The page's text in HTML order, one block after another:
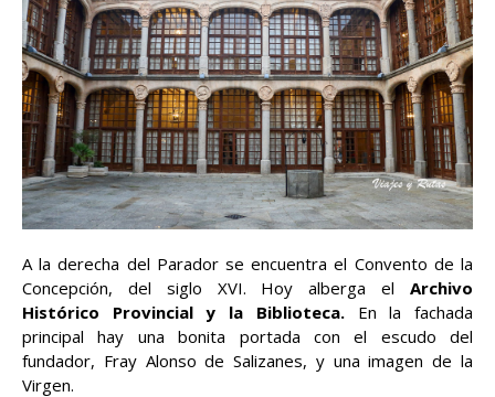
A la derecha del Parador se encuentra el Convento de la
Concepción, del siglo XVI. Hoy alberga el Archivo
Histórico Provincial y la Biblioteca.En la fachada
principal hay una bonita portada con el escudo del
fundador, Fray Alonso de Salizanes, y una imagen de la
Virgen.